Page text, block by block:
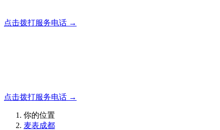
点击拨打服务电话 →
点击拨打服务电话 →
你的位置
麦表成都